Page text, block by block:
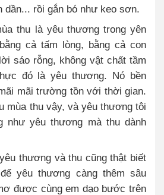
dần... rồi gắn bó như keo sơn.
thu là yêu thương trong yên
cả tấm lòng, bằng cả con
sáo rỗng, không vật chất tầm
đó là yêu thương. Nó bền
mãi trường tồn với thời gian.
mùa thu vậy, và yêu thương tôi
như yêu thương mà thu dành
thương và thu cũng thật biết
yêu thương càng thêm sâu
được cùng em dạo bước trên